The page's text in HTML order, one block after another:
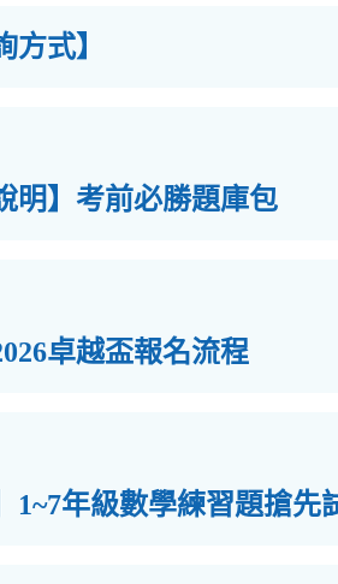
方式】
明】考前必勝題庫包
卓越盃報名流程
1~7年級數學練習題搶先